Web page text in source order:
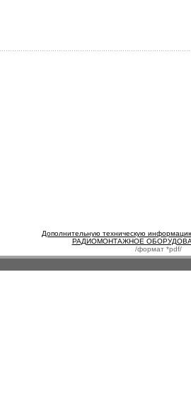
Дополнительную техническую
РАДИОМОНТАЖНОЕ
/формат *pdf/